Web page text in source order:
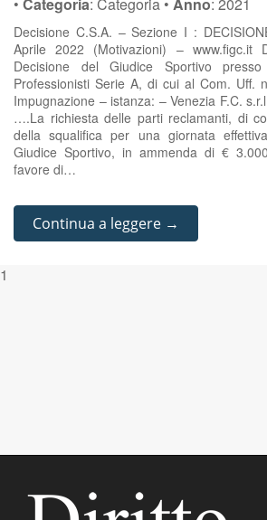
Decisione C.S.A. – Sezione I :
Aprile 2022 (Motivazioni) – www.figc.it
Decisione del Giudice Sportivo
Professionisti Serie A, di cui al Com. Uff.
Impugnazione – istanza: – Venezia F.C.
….La richiesta delle parti reclamanti, di
della squalifica per una giornata
Giudice Sportivo, in ammenda di €
favore di…
Continua a leggere →
1